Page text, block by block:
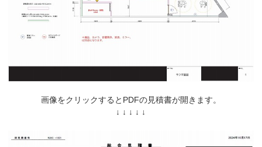
画像をクリックするとPDFの見積書が開きます。
↓ ↓ ↓ ↓ ↓